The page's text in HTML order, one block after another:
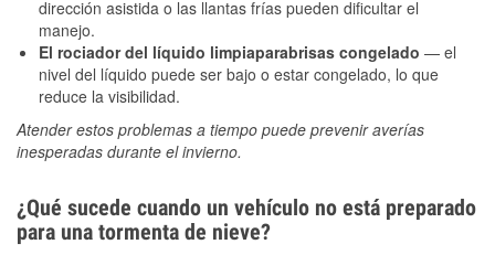
dirección asistida o las llantas frías pueden dificultar el
manejo.
El rociador del líquido limpiaparabrisas congelado — el
nivel del líquido puede ser bajo o estar congelado, lo que
reduce la visibilidad.
Atender estos problemas a tiempo puede prevenir averías
inesperadas durante el invierno.
¿Qué sucede cuando un vehículo no está preparado
para una tormenta de nieve?